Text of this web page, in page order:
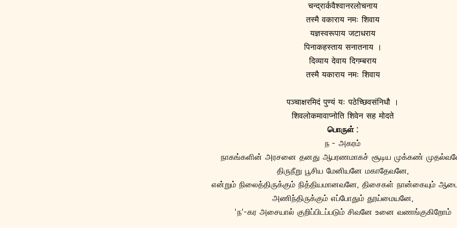
चन्द्रार्कवैश्वानरलोचनाय
तस्मै वकाराय नमः शिवाय
यज्ञस्वरूपाय जटाधराय
पिनाकहस्ताय सनातनाय ।
दिव्याय देवाय दिगम्बराय
तस्मै यकाराय नमः शिवाय
पञ्चाक्षरमिदं पुण्यं यः पठेच्छिवसंनिधौ ।
शिवलोकमावाप्नोति शिवेन सह मोदते
பொருள் :
ந - அகரம்
நாகங்களின் அரசனை தனது ஆபரணமாகச் சூடிய முக்கண்
திருநீறு பூசிய மேனியனே மகாதேவனே,
என்றும் நிலைத்திருக்கும் நித்தியமானவனே, திசைகள் நான்கையும்
அணிந்திருக்கும் எப்போதும் தூய்மையனே,
'ந'-கர அசையால் குறிப்பிடப்படும் சிவனே உனை வணங்குகிறோம்